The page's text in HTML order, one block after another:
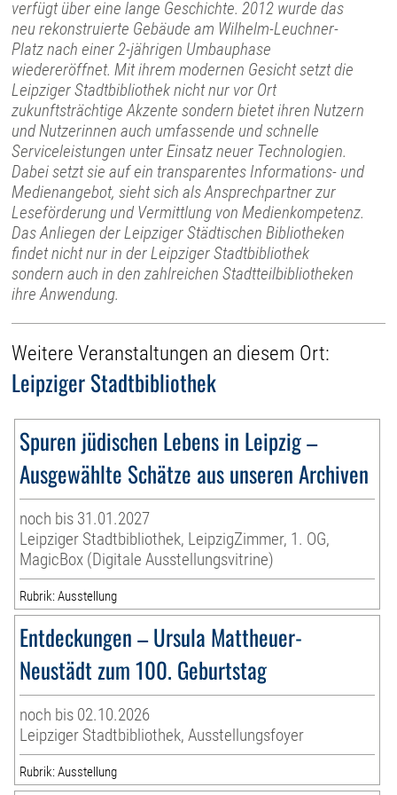
verfügt über eine lange Geschichte. 2012 wurde das
neu rekonstruierte Gebäude am Wilhelm-Leuchner-
Platz nach einer 2-jährigen Umbauphase
wiedereröffnet. Mit ihrem modernen Gesicht setzt die
Leipziger Stadtbibliothek nicht nur vor Ort
zukunftsträchtige Akzente sondern bietet ihren Nutzern
und Nutzerinnen auch umfassende und schnelle
Serviceleistungen unter Einsatz neuer Technologien.
Dabei setzt sie auf ein transparentes Informations- und
Medienangebot, sieht sich als Ansprechpartner zur
Leseförderung und Vermittlung von Medienkompetenz.
Das Anliegen der Leipziger Städtischen Bibliotheken
findet nicht nur in der Leipziger Stadtbibliothek
sondern auch in den zahlreichen Stadtteilbibliotheken
ihre Anwendung.
Weitere Veranstaltungen an diesem Ort:
Leipziger Stadtbibliothek
Spuren jüdischen Lebens in Leipzig –
Ausgewählte Schätze aus unseren Archiven
noch bis 31.01.2027
Leipziger Stadtbibliothek, LeipzigZimmer, 1. OG,
MagicBox (Digitale Ausstellungsvitrine)
Rubrik: Ausstellung
Entdeckungen – Ursula Mattheuer-
Neustädt zum 100. Geburtstag
noch bis 02.10.2026
Leipziger Stadtbibliothek, Ausstellungsfoyer
Rubrik: Ausstellung